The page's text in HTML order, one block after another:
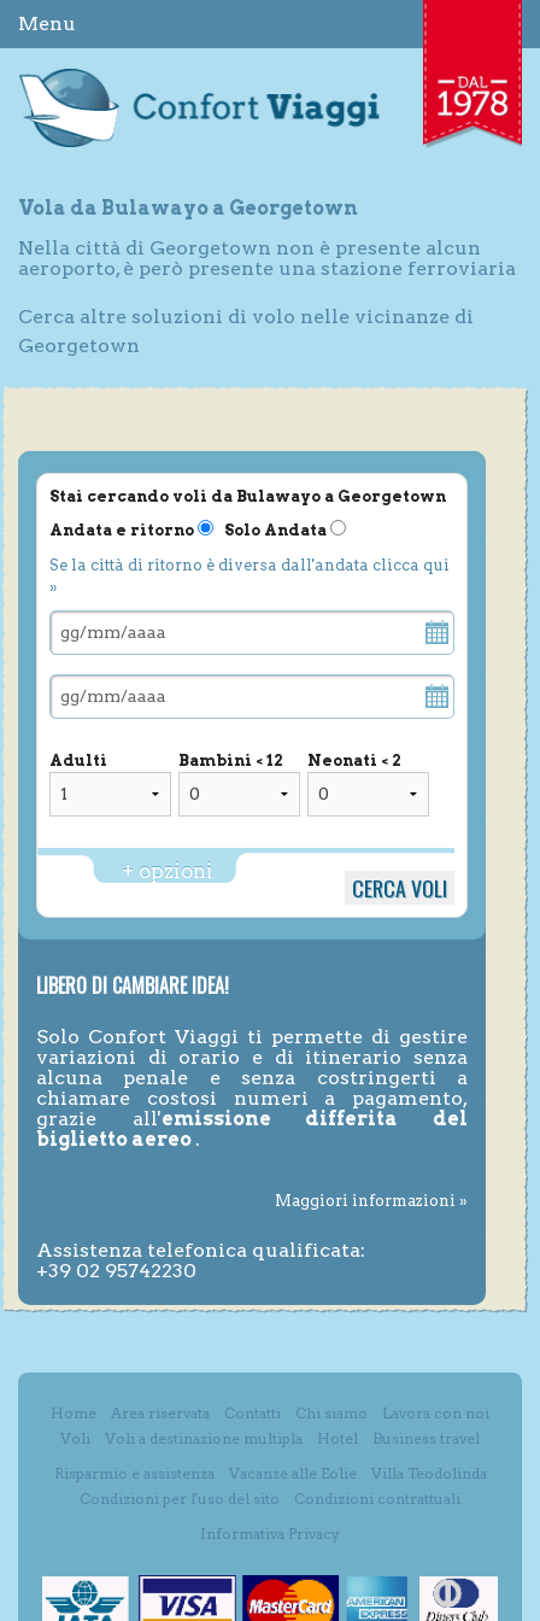
Menu
Vola da Bulawayo a Georgetown
Nella città di Georgetown non è presente alcun
aeroporto, è però presente una stazione ferroviaria
Cerca altre soluzioni di volo nelle vicinanze di
Georgetown
Stai cercando voli da Bulawayo a Georgetown
Andata e ritorno
Solo Andata
Se la città di ritorno è diversa dall'andata clicca qui
»
Adulti Bambini < 12 Neonati < 2
+ opzioni
LIBERO DI CAMBIARE IDEA!
Solo Confort Viaggi ti permette di gestire
variazioni di orario e di itinerario senza
alcuna penale e senza costringerti a
chiamare costosi numeri a pagamento,
grazie all'emissione differita del
biglietto aereo .
Maggiori informazioni »
Assistenza telefonica qualificata:
+39 02 95742230
Home Area riservata Contatti Chi siamo
Lavora con noi
Voli
Voli a destinazione multipla Hotel
Business travel
Risparmio e assistenza
Vacanze alle Eolie
Villa Teodolinda
Condizioni per l'uso del sito
Condizioni contrattuali
Informativa Privacy